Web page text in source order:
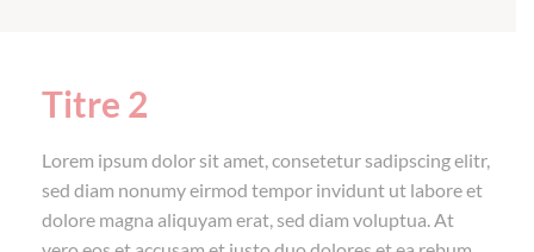
Titre 2
Lorem ipsum dolor sit amet, consetetur sadipscing elitr,
sed diam nonumy eirmod tempor invidunt ut labore et
dolore magna aliquyam erat, sed diam voluptua. At